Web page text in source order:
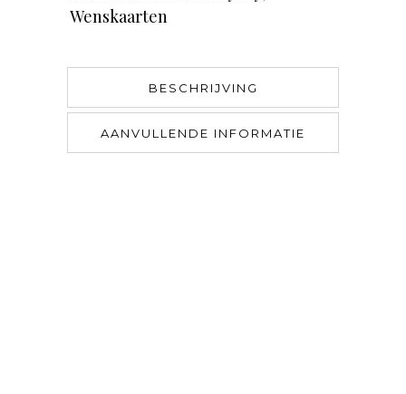
Wenskaarten
BESCHRIJVING
AANVULLENDE INFORMATIE